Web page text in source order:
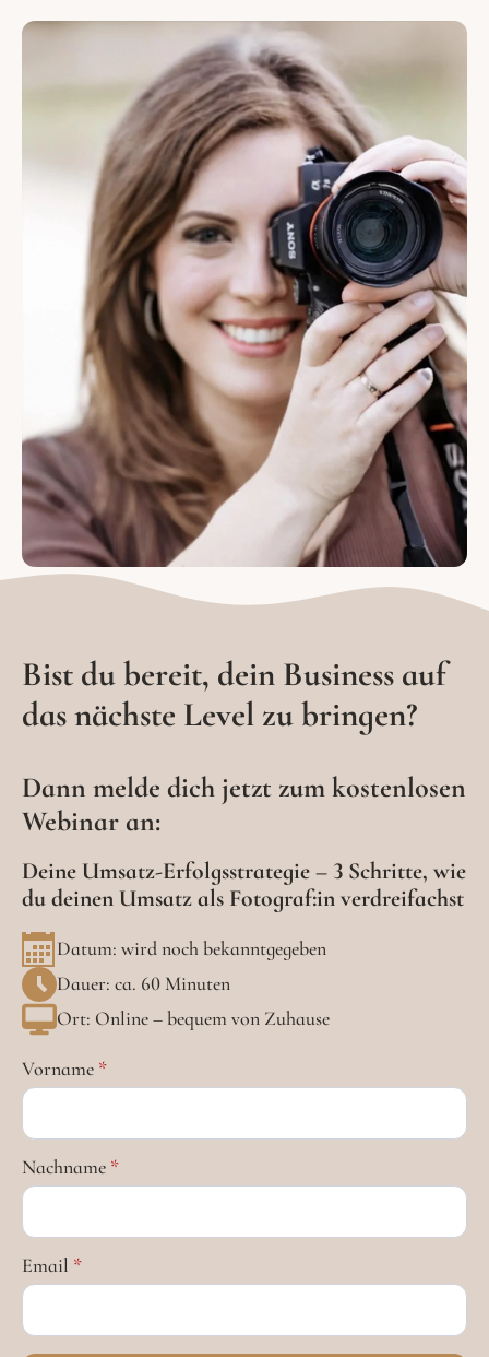
Bist du bereit, dein Business auf
das nächste Level zu bringen?
Dann melde dich jetzt zum kostenlosen
Webinar an:
Deine Umsatz-Erfolgsstrategie – 3 Schritte, wie
du deinen Umsatz als Fotograf:in verdreifachst
Datum: wird noch bekanntgegeben
Dauer: ca. 60 Minuten
Ort: Online – bequem von Zuhause
Vorname *
Nachname *
Email *